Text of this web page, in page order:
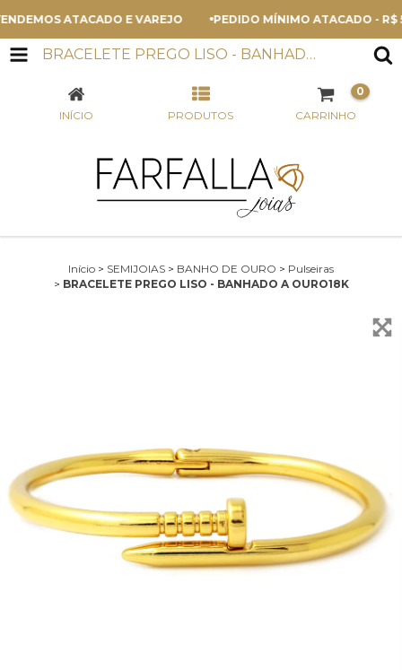
ATACADO E VAREJO PEDIDO MÍNIMO ATACADO - R$
BRACELETE PREGO LISO - BANHADO A OURO18K
INÍCIO PRODUTOS CARRINHO
0
Início > SEMIJOIAS > BANHO DE OURO > Pulseiras
> BRACELETE PREGO LISO - BANHADO A OURO18K